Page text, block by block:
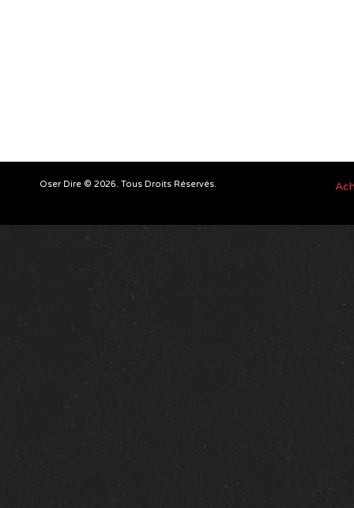
Oser Dire © 2026. Tous Droits Réservés.